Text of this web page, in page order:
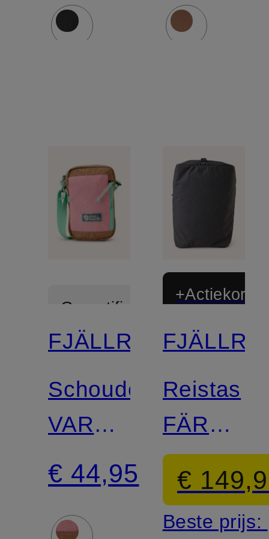
Gecertificeerd
FJÄLLRÄVEN
Schoudertas
VARDAG
SMALL
€ 44,95
Reistas
FÄRDEN
50 l
€
Beste prijs: